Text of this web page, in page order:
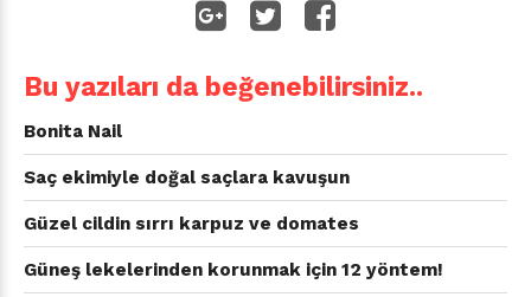
Bu yazıları da beğenebilirsiniz..
Bonita Nail
Saç ekimiyle doğal saçlara kavuşun
Güzel cildin sırrı karpuz ve domates
Güneş lekelerinden korunmak için 12 yöntem!